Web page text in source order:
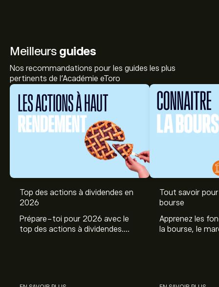
Meilleurs guides
Nos recommandations pour les guides les plus
pertinents de l'Académie eToro
Top des actions à dividendes en
2026
Prépare-toi pour 2026 avec le
top des actions à dividendes.
Tout savoir
bourse
Apprenez les
la bourse, le